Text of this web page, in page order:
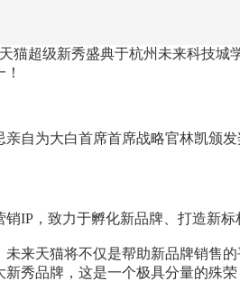
天猫超级新秀盛典于杭州未来科技
自为大白首席首席战略官林凯颁
IP，致力于孵化新品牌、打造新
来天猫将不仅是帮助新品牌销售
秀品牌，这是一个极具分量的殊荣